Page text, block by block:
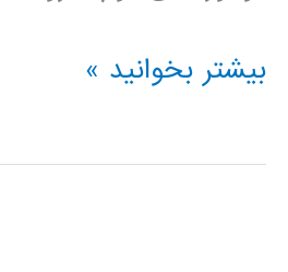
سیستم
بیولوژی
بیشتر بخوانید »